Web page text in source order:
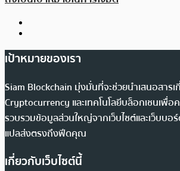
เป้าหมายของเรา
Siam Blockchain มุ่งมั่นที่จะช่วยนำเสนอสาร
Cryptocurrency และเทคโนโลยีบล็อกเชนเพื่อ
รวบรวมข้อมูลส่วนใหญ่จากเว็บไซต์และเว็บบอ
แปลส่งตรงถึงฟีดคุณ
เกี่ยวกับเว็บไซต์นี้